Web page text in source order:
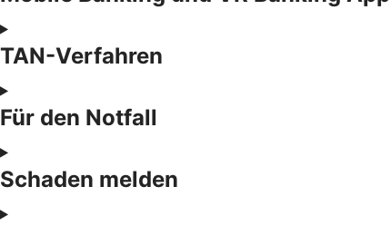
TAN-Verfahren
Für den Notfall
Schaden melden